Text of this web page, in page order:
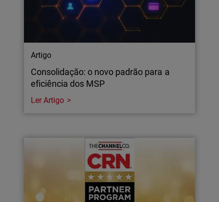
Artigo
Consolidação: o novo padrão para a
eficiência dos MSP
Ler Artigo